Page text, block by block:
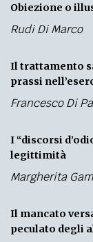
Obiezione o
Rudi Di Marco
Il trattamento
prassi
Francesco Di
I “discorsi
legittimità
Margherita
Il mancato
peculato degli